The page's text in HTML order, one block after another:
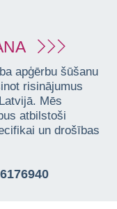
apģērbu šūšanu
risinājumus
Mēs
atbilstoši
un drošības